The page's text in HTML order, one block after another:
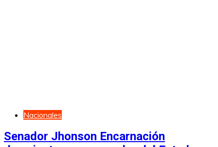
Nacionales
Senador Jhonson Encarnación